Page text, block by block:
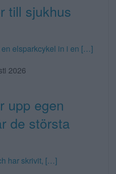
till sjukhus
elsparkcykel in i en […]
2026
upp egen
de största
har skrivit, […]